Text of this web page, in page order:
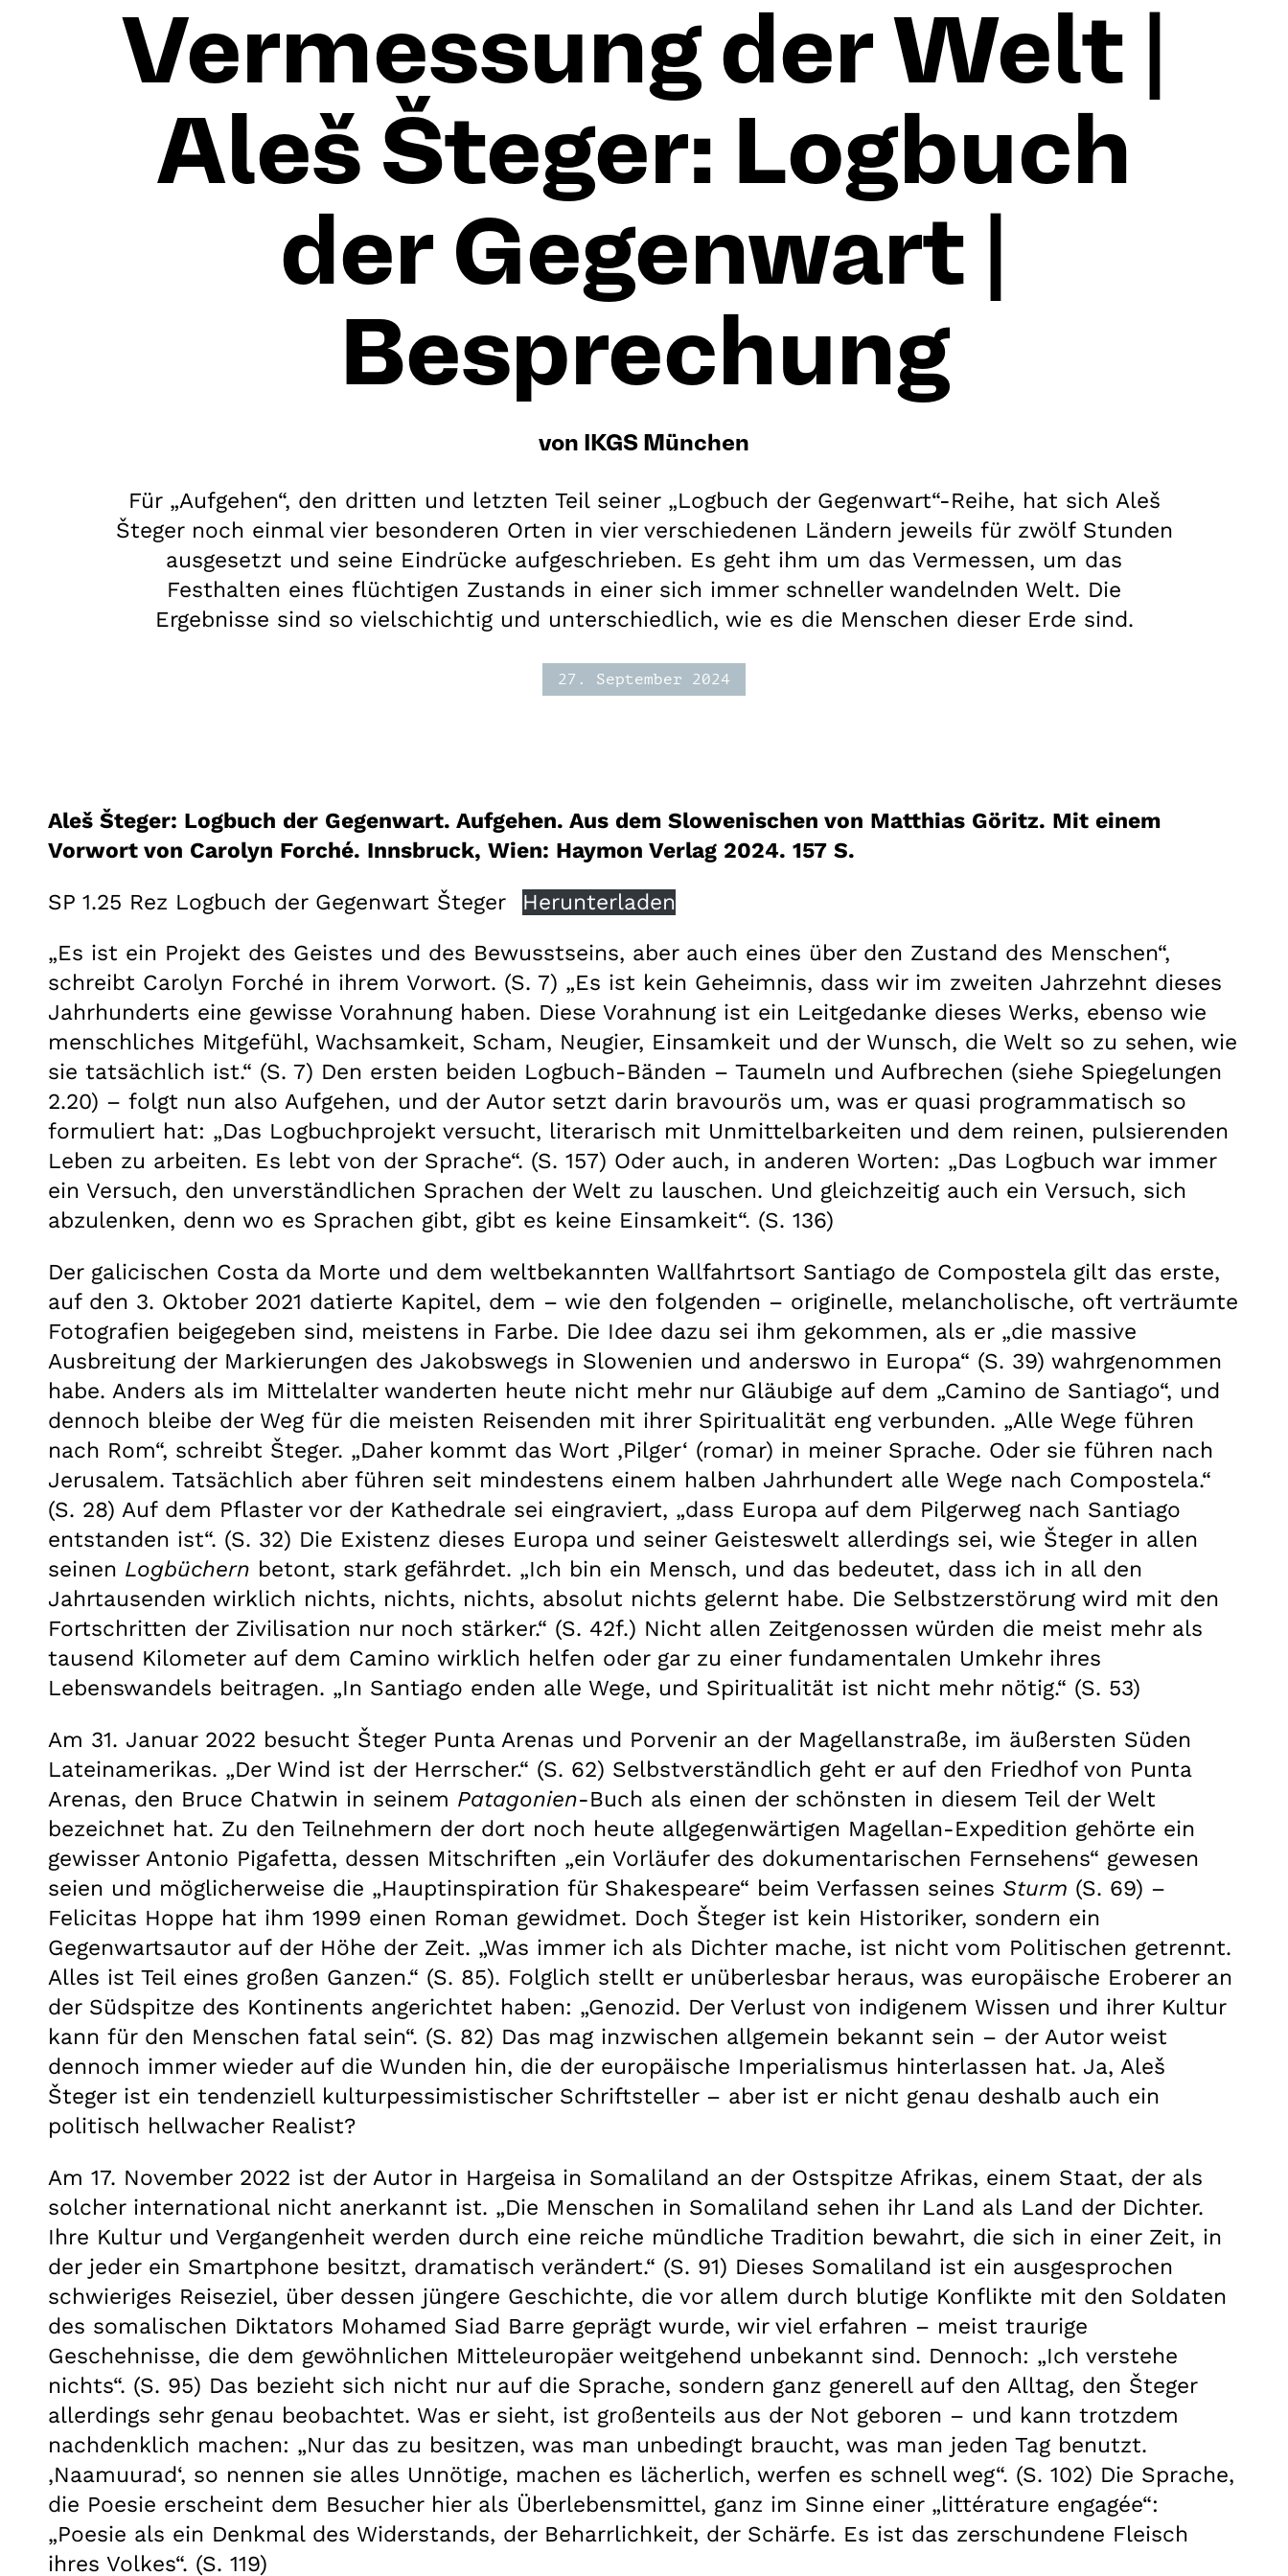
Vermessung der Welt |
Aleš Šteger: Logbuch
der Gegenwart |
Besprechung
von IKGS München
Für „Aufgehen“, den dritten und letzten Teil seiner „Logbuch der Gegenwart“-Reihe, hat sich Aleš
Šteger noch einmal vier besonderen Orten in vier verschiedenen Ländern jeweils für zwölf Stunden
ausgesetzt und seine Eindrücke aufgeschrieben. Es geht ihm um das Vermessen, um das
Festhalten eines flüchtigen Zustands in einer sich immer schneller wandelnden Welt. Die
Ergebnisse sind so vielschichtig und unterschiedlich, wie es die Menschen dieser Erde sind.
27. September 2024
Aleš Šteger: Logbuch der Gegenwart. Aufgehen. Aus dem Slowenischen von Matthias Göritz. Mit einem
Vorwort von Carolyn Forché. Innsbruck, Wien: Haymon Verlag 2024. 157 S.
SP 1.25 Rez Logbuch der Gegenwart Šteger
Herunterladen
„Es ist ein Projekt des Geistes und des Bewusstseins, aber auch eines über den Zustand des Menschen“,
schreibt Carolyn Forché in ihrem Vorwort. (S. 7) „Es ist kein Geheimnis, dass wir im zweiten Jahrzehnt dieses
Jahrhunderts eine gewisse Vorahnung haben. Diese Vorahnung ist ein Leitgedanke dieses Werks, ebenso wie
menschliches Mitgefühl, Wachsamkeit, Scham, Neugier, Einsamkeit und der Wunsch, die Welt so zu sehen, wie
sie tatsächlich ist.“ (S. 7) Den ersten beiden Logbuch-Bänden – Taumeln und Aufbrechen (siehe Spiegelungen
2.20) – folgt nun also Aufgehen, und der Autor setzt darin bravourös um, was er quasi programmatisch so
formuliert hat: „Das Logbuchprojekt versucht, literarisch mit Unmittelbarkeiten und dem reinen, pulsierenden
Leben zu arbeiten. Es lebt von der Sprache“. (S. 157) Oder auch, in anderen Worten: „Das Logbuch war immer
ein Versuch, den unverständlichen Sprachen der Welt zu lauschen. Und gleichzeitig auch ein Versuch, sich
abzulenken, denn wo es Sprachen gibt, gibt es keine Einsamkeit“. (S. 136)
Der galicischen Costa da Morte und dem weltbekannten Wallfahrtsort Santiago de Compostela gilt das erste,
auf den 3. Oktober 2021 datierte Kapitel, dem – wie den folgenden – originelle, melancholische, oft verträumte
Fotografien beigegeben sind, meistens in Farbe. Die Idee dazu sei ihm gekommen, als er „die massive
Ausbreitung der Markierungen des Jakobswegs in Slowenien und anderswo in Europa“ (S. 39) wahrgenommen
habe. Anders als im Mittelalter wanderten heute nicht mehr nur Gläubige auf dem „Camino de Santiago“, und
dennoch bleibe der Weg für die meisten Reisenden mit ihrer Spiritualität eng verbunden. „Alle Wege führen
nach Rom“, schreibt Šteger. „Daher kommt das Wort ‚Pilger‘ (romar) in meiner Sprache. Oder sie führen nach
Jerusalem. Tatsächlich aber führen seit mindestens einem halben Jahrhundert alle Wege nach Compostela.“
(S. 28) Auf dem Pflaster vor der Kathedrale sei eingraviert, „dass Europa auf dem Pilgerweg nach Santiago
entstanden ist“. (S. 32) Die Existenz dieses Europa und seiner Geisteswelt allerdings sei, wie Šteger in allen
seinen Logbüchern betont, stark gefährdet. „Ich bin ein Mensch, und das bedeutet, dass ich in all den
Jahrtausenden wirklich nichts, nichts, nichts, absolut nichts gelernt habe. Die Selbstzerstörung wird mit den
Fortschritten der Zivilisation nur noch stärker.“ (S. 42f.) Nicht allen Zeitgenossen würden die meist mehr als
tausend Kilometer auf dem Camino wirklich helfen oder gar zu einer fundamentalen Umkehr ihres
Lebenswandels beitragen. „In Santiago enden alle Wege, und Spiritualität ist nicht mehr nötig.“ (S. 53)
Am 31. Januar 2022 besucht Šteger Punta Arenas und Porvenir an der Magellanstraße, im äußersten Süden
Lateinamerikas. „Der Wind ist der Herrscher.“ (S. 62) Selbstverständlich geht er auf den Friedhof von Punta
Arenas, den Bruce Chatwin in seinem Patagonien-Buch als einen der schönsten in diesem Teil der Welt
bezeichnet hat. Zu den Teilnehmern der dort noch heute allgegenwärtigen Magellan-Expedition gehörte ein
gewisser Antonio Pigafetta, dessen Mitschriften „ein Vorläufer des dokumentarischen Fernsehens“ gewesen
seien und möglicherweise die „Hauptinspiration für Shakespeare“ beim Verfassen seines Sturm (S. 69) –
Felicitas Hoppe hat ihm 1999 einen Roman gewidmet. Doch Šteger ist kein Historiker, sondern ein
Gegenwartsautor auf der Höhe der Zeit. „Was immer ich als Dichter mache, ist nicht vom Politischen getrennt.
Alles ist Teil eines großen Ganzen.“ (S. 85). Folglich stellt er unüberlesbar heraus, was europäische Eroberer an
der Südspitze des Kontinents angerichtet haben: „Genozid. Der Verlust von indigenem Wissen und ihrer Kultur
kann für den Menschen fatal sein“. (S. 82) Das mag inzwischen allgemein bekannt sein – der Autor weist
dennoch immer wieder auf die Wunden hin, die der europäische Imperialismus hinterlassen hat. Ja, Aleš
Šteger ist ein tendenziell kulturpessimistischer Schriftsteller – aber ist er nicht genau deshalb auch ein
politisch hellwacher Realist?
Am 17. November 2022 ist der Autor in Hargeisa in Somaliland an der Ostspitze Afrikas, einem Staat, der als
solcher international nicht anerkannt ist. „Die Menschen in Somaliland sehen ihr Land als Land der Dichter.
Ihre Kultur und Vergangenheit werden durch eine reiche mündliche Tradition bewahrt, die sich in einer Zeit, in
der jeder ein Smartphone besitzt, dramatisch verändert.“ (S. 91) Dieses Somaliland ist ein ausgesprochen
schwieriges Reiseziel, über dessen jüngere Geschichte, die vor allem durch blutige Konflikte mit den Soldaten
des somalischen Diktators Mohamed Siad Barre geprägt wurde, wir viel erfahren – meist traurige
Geschehnisse, die dem gewöhnlichen Mitteleuropäer weitgehend unbekannt sind. Dennoch: „Ich verstehe
nichts“. (S. 95) Das bezieht sich nicht nur auf die Sprache, sondern ganz generell auf den Alltag, den Šteger
allerdings sehr genau beobachtet. Was er sieht, ist großenteils aus der Not geboren – und kann trotzdem
nachdenklich machen: „Nur das zu besitzen, was man unbedingt braucht, was man jeden Tag benutzt.
‚Naamuurad‘, so nennen sie alles Unnötige, machen es lächerlich, werfen es schnell weg“. (S. 102) Die Sprache,
die Poesie erscheint dem Besucher hier als Überlebensmittel, ganz im Sinne einer „littérature engagée“:
„Poesie als ein Denkmal des Widerstands, der Beharrlichkeit, der Schärfe. Es ist das zerschundene Fleisch
ihres Volkes“. (S. 119)